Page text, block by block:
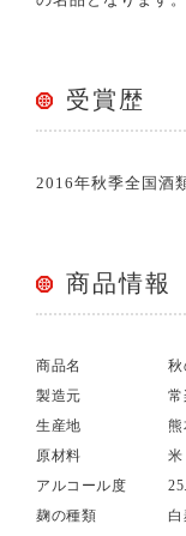
受賞歴
2016年秋季全国酒
商品情報
商品名
秋
製造元
常
生産地
熊
原材料
米
アルコール度
麹の種類